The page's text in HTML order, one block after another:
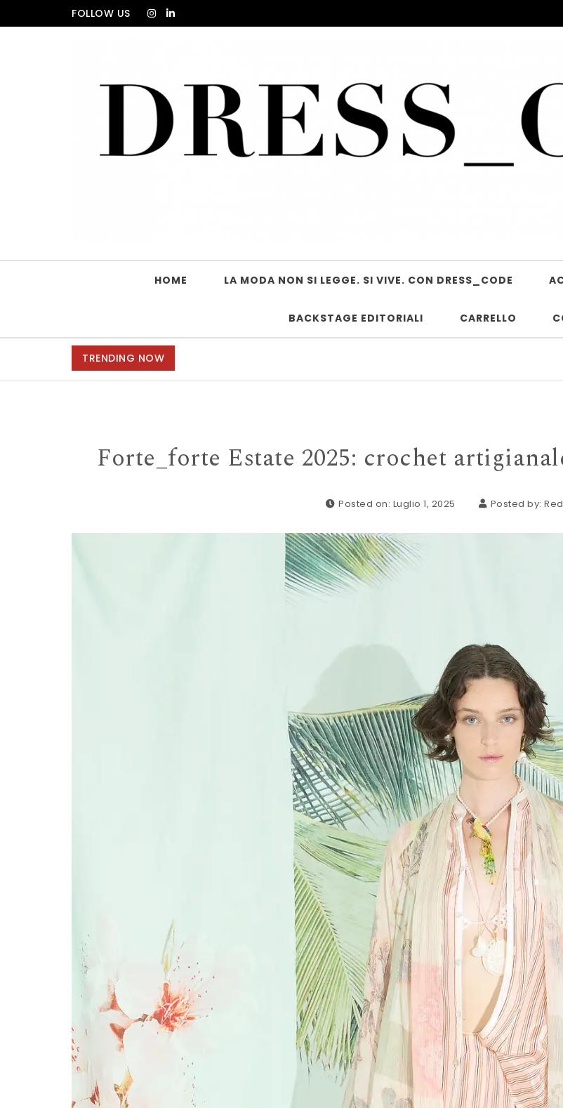
Skip to contentFOLLOW US
HOME LA MODA NON SI LEGGE. SI VIVE. CON DRESS_CODE
BACKSTAGE EDITORIALI CARRELLO
TRENDING NOW Samuele
Forte_forte Estate 2025: crochet
Posted on: Luglio 1, 2025 Posted by: